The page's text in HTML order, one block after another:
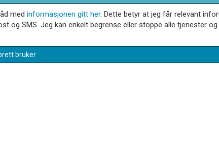
med informasjonen gitt her. Dette betyr at jeg får relevant
og SMS. Jeg kan enkelt begrense eller stoppe alle tjenester og
bruker